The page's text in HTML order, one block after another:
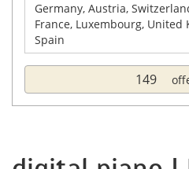
Germany, Austria,
France, Luxembourg, United
Spain
149